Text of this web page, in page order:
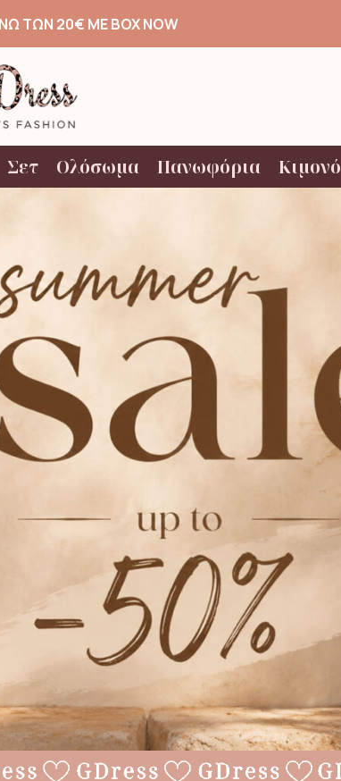
ΤΩΝ 20€ ΜΕ BOX NOW
Σετ Ολόσωμα Πανωφόρια Κιμονό